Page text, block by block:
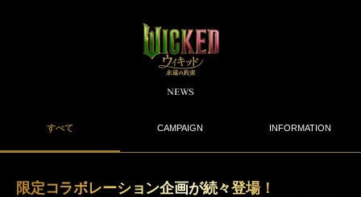
すべて CAMPAIGN INFORMATION
限定コラボレーション企画が続々登場！